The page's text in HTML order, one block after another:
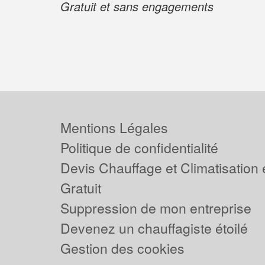
Gratuit et sans engagements
Mentions Légales
Politique de confidentialité
Devis Chauffage et Climatisation
Gratuit
Suppression de mon entreprise
Devenez un chauffagiste étoilé
Gestion des cookies